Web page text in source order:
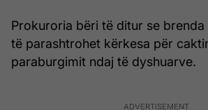
Prokuroria bëri të ditur se
të parashtrohet kërkesa për
paraburgimit ndaj të dyshuarve.